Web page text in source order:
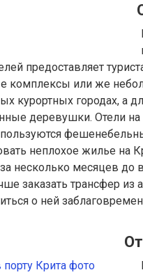
предоставляет
комплексы или же
курортных городах, а
деревушки. Отели
неплохое жилье
несколько месяцев
заказать трансфер из
о ней